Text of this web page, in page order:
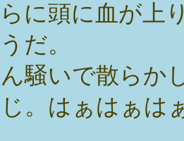
に頭に血が上
だ。
騒いで散らか
。はぁはぁは